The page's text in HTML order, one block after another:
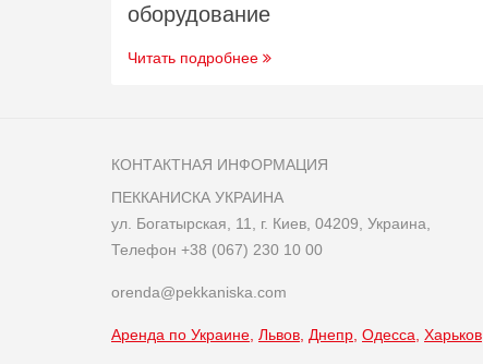
оборудование
Читать подробнее
КОНТАКТНАЯ ИНФОРМАЦИЯ
ПЕККАНИСКА УКРАИНА
ул. Богатырская, 11, г. Киев, 04209, Украина,
Телефон +38 (067) 230 10 00
orenda@pekkaniska.com
Аренда по Украине Львов Днепр Одесса Харьков